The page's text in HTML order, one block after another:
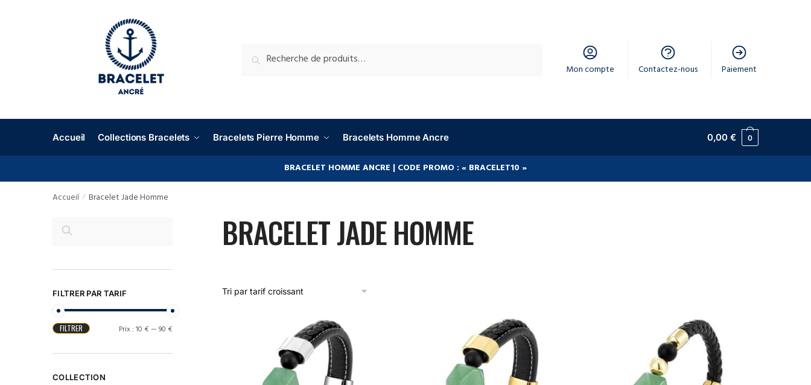
Mon compte Contactez-nous Paiement
Accueil Collections Bracelets Bracelets Pierre Homme Bracelets Homme Ancre 0,00€ 0
BRACELET HOMME ANCRE | CODE PROMO : « BRACELET10 »
Accueil / Bracelet Jade Homme
BRACELET JADE HOMME
FILTRER PAR TARIF
FILTRER Prix :10 €—90 €
COLLECTION